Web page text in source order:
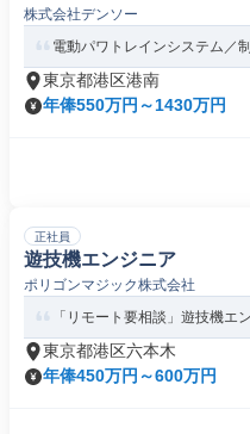
株式会社デンソー
電動パワトレインシステム／
東京都港区港南
年俸550万円～1430万円
正社員
遊技機エンジニア
ポリゴンマジック株式会社
「リモート要相談」遊技機エ
東京都港区六本木
年俸450万円～600万円